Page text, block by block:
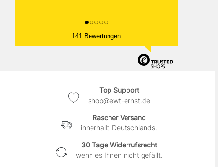
141 Bewertungen
Top Support
shop@ewt-ernst.de
Rascher Versand
innerhalb Deutschlands.
30 Tage Widerrufsrecht
wenn es Ihnen nicht gefällt.